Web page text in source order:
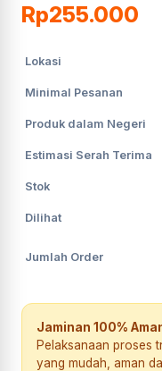
Rp255.000
Lokasi
Minimal Pesanan
Produk dalam Negeri
Estimasi Serah Terima
Stok
Dilihat
Jumlah Order
Jaminan 100%
Pelaksanaan proses
yang mudah, aman